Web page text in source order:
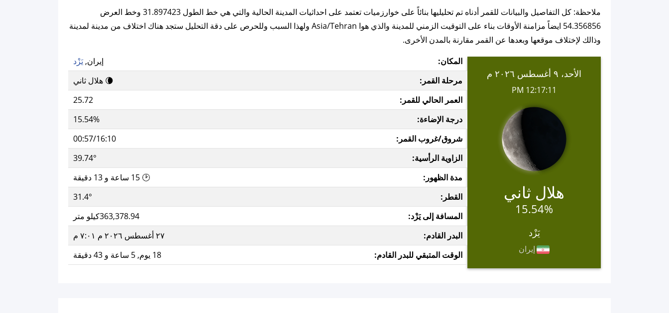
ملاحظة: كل التفاصيل والبيانات للقمر أدناه تم تحليليها بنائاً على خوارزميات تعتمد على احداثيات المدينة الحالية والتي هي خط الطول 31.897423 وخط العرض
54.356856 ايضاً مزامنة الأوقات بناء على التوقيت الزمني للمدينة والذي هوا Asia/Tehran ولهذا السبب وللحرص على دقة التحليل ستجد هناك اختلاف من مدينة لمدينة
وذالك لإختلاف موقعها وبعدها عن القمر مقارنة بالمدن الأخرى.
الأحد، ٩ أغسطس ٢٠٢٦ م
12:17:11 PM
هلال ثاني
15.54%
يَزْد
إيران
المكان: إيران,يَزْد
مرحلة القمر:
🌘 هلال ثاني
العمر الحالي للقمر:
25.72
درجة الإضاءة:
15.54%
شروق/غروب القمر:
00:57/16:10
الزاوية الرأسية:
39.74°
مدة الظهور:
🕑 15 ساعة و 13 دقيقة
القطر:
31.4°
المسافة إلى يَزْد:
363,378.94كيلو متر
البدر القادم:
٢٧ أغسطس ٢٠٢٦ م ٧:٠١ م
الوقت المتبقي للبدر القادم:
18 يوم, 5 ساعة و 43 دقيقة